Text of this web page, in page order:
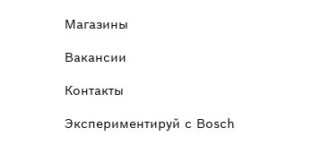
Магазины
Вакансии
Контакты
Экспериментируй с Bosch